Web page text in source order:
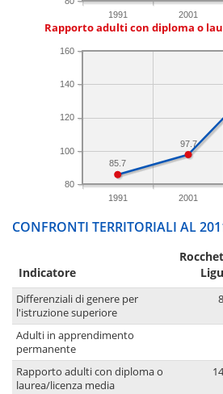
1991 2001
Rapporto adulti con diploma o
1991 2001
80
100
120
140
160
97.7
85.7
CONFRONTI TERRITORIALI AL
Indicatore
Differenziali di genere per
l'istruzione superiore
Adulti in apprendimento
permanente
Rapporto adulti con diploma o
laurea/licenza media